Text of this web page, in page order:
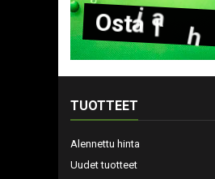
Osta la ja
TUOTTEET
Alennettu hinta
Uudet tuotteet